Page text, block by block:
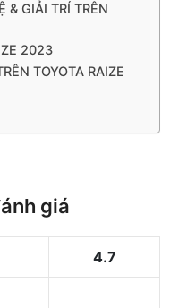
& GIẢI TRÍ TRÊN
2023
TOYOTA RAIZE
giá
4.7